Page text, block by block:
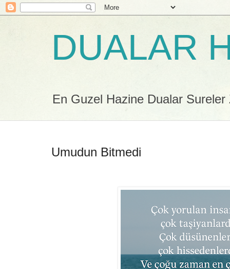
DUALAR
En Guzel Hazine Dualar
Umudun Bitmedi